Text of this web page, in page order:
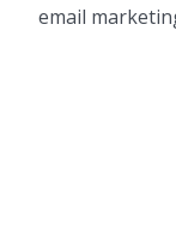
email